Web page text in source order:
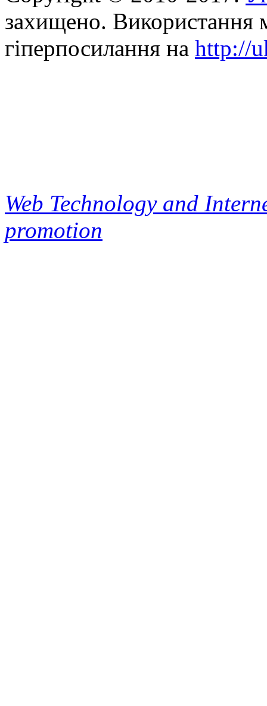
захищено. Використання
гіперпосилання на http://
Web Technology and
promotion